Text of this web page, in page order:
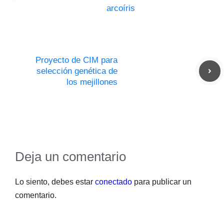
arcoíris
Proyecto de CIM para
selección genética de
los mejillones
Deja un comentario
Lo siento, debes estar conectado para publicar un
comentario.